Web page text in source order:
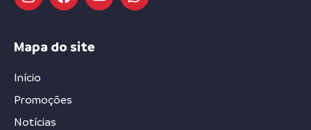
Mapa do site
Início
Promoções
Notícias